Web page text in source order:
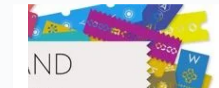
:
Les
résultats
du
concours